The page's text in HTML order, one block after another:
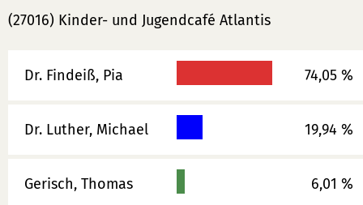
(27016) Kinder- und Jugendcafé Atlantis
Dr. Findeiß, Pia 74,05 %
Dr. Luther, Michael 19,94 %
Gerisch, Thomas 6,01 %